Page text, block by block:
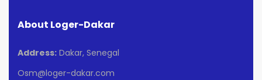
About Loger-Dakar
Address: Dakar, Senegal
Osm@loger-dakar.com